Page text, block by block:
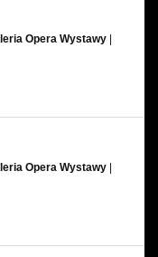
Opera Wystawy |
Opera Wystawy |